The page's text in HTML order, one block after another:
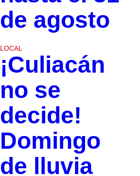
de agosto
LOCAL
¡Culiacán
no se
decide!
Domingo
de lluvia